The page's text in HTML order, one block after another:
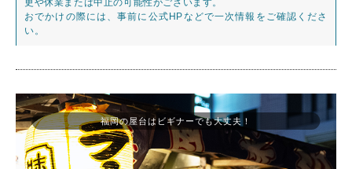
更や休業または中止の可能性がございます。
おでかけの際には、事前に公式HPなどで一次情報をご確認くださ
い。
福岡の屋台はビギナーでも大丈夫！